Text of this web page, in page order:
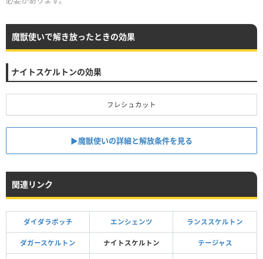
魔獣使いで解き放ったときの効果
ナイトスケルトンの効果
フレシュカット
▶魔獣使いの詳細と解放条件を見る
関連リンク
ダイダラボッチ エンシェンツ ランススケルトン
ダガースケルトン ナイトスケルトン テージャス